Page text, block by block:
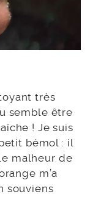
très
semble être
! Je suis
bémol : il
malheur de
m’a
souviens